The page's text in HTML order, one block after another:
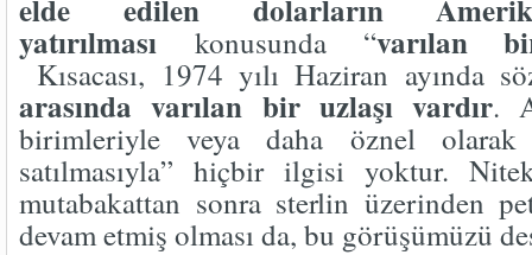
elde edilen dolarların
yatırılması konusunda “varılan
Kısacası, 1974 yılı Haziran ayında
arasında varılan bir uzlaşı vardır.
birimleriyle veya daha öznel olarak
satılmasıyla” hiçbir ilgisi yoktur.
mutabakattan sonra sterlin üzerinden
devam etmiş olması da, bu görüşümüzü